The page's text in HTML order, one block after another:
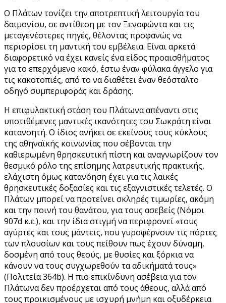
Ο Πλάτων τονίζει την αποτρεπτική λειτουργία του
δαιμονίου, σε αντίθεση με τον Ξενοφώντα και τις
μεταγενέστερες πηγές, θέλοντας προφανώς να
περιορίσει τη μαντική του εμβέλεια. Είναι αρκετά
διαφορετικό να έχει κανείς ένα είδος προαισθήματος
για το επερχόμενο κακό, έστω έναν φύλακα άγγελο για
τις κακοτοπιές, από το να διαθέτει έναν θεόσταλτο
οδηγό συμπεριφοράς και δράσης.
Η επιφυλακτική στάση του Πλάτωνα απέναντι στις
υποτιθέμενες μαντικές ικανότητες του Σωκράτη είναι
κατανοητή. Ο ίδιος ανήκει σε εκείνους τους κύκλους
της αθηναϊκής κοινωνίας που σέβονται την
καθιερωμένη θρησκευτική πίστη και αναγνωρίζουν τον
θεσμικό ρόλο της επίσημης λατρευτικής πρακτικής,
ελάχιστη όμως κατανόηση έχει για τις λαϊκές
θρησκευτικές δοξασίες και τις εξαγνιστικές τελετές. Ο
Πλάτων μπορεί να προτείνει σκληρές τιμωρίες, ακόμη
και την ποινή του θανάτου, για τους ασεβείς (Νόμοι
907d κ.ε.), και την ίδια στιγμή να περιφρονεί «τους
αγύρτες και τους μάντεις, που γυροφέρνουν τις πόρτες
των πλουσίων και τους πείθουν πως έχουν δύναμη,
δοσμένη από τους θεούς, με θυσίες και ξόρκια να
κάνουν να τους συγχωρεθούν τα αδικήματά τους»
(Πολιτεία 364b). Η πιο επικίνδυνη ασέβεια για τον
Πλάτωνα δεν προέρχεται από τους άθεους, αλλά από
τους προικισμένους με ισχυρή μνήμη και οξυδέρκεια